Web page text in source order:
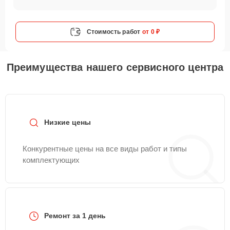
Стоимость работ от 0 ₽
Преимущества нашего сервисного центра
Низкие цены
Конкурентные цены на все виды работ и типы
комплектующих
Ремонт за 1 день